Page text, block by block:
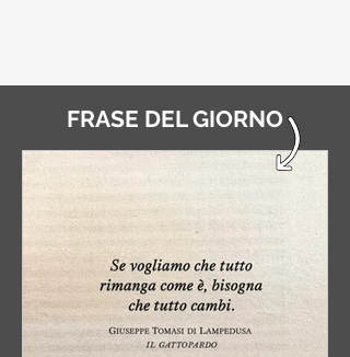
FRASE DEL GIORNO